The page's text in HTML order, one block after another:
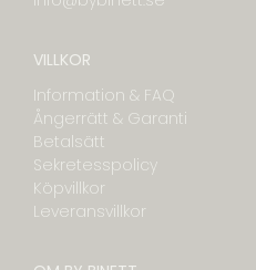
VILLKOR
Information & FAQ
Ångerrätt & Garanti
Betalsätt
Sekretesspolicy
Köpvillkor
Leveransvillkor